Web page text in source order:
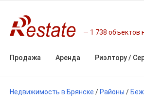
1 738 объектов
Продажа Аренда Риэлтору /
Недвижимость в Брянске / Районы /